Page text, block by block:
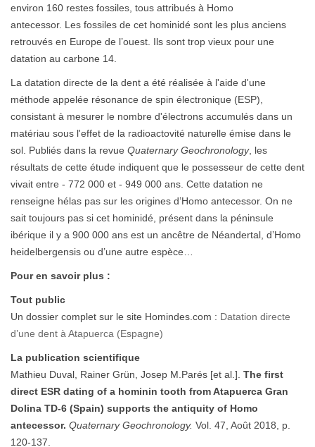
environ 160 restes fossiles, tous attribués à Homo
antecessor. Les fossiles de cet hominidé sont les plus anciens
retrouvés en Europe de l’ouest. Ils sont trop vieux pour une
datation au carbone 14.
La datation directe de la dent a été réalisée à l'aide d'une
méthode appelée résonance de spin électronique (ESP),
consistant à mesurer le nombre d'électrons accumulés dans un
matériau sous l'effet de la radioactovité naturelle émise dans le
sol. Publiés dans la revue Quaternary Geochronology, les
résultats de cette étude indiquent que le possesseur de cette dent
vivait entre - 772 000 et - 949 000 ans. Cette datation ne
renseigne hélas pas sur les origines d’Homo antecessor. On ne
sait toujours pas si cet hominidé, présent dans la péninsule
ibérique il y a 900 000 ans est un ancêtre de Néandertal, d’Homo
heidelbergensis ou d’une autre espèce…
Pour en savoir plus :
Tout public
Un dossier complet sur le site Homindes.com : Datation directe
d’une dent à Atapuerca (Espagne)
La publication scientifique
Mathieu Duval, Rainer Grün, Josep M.Parés [et al.]. The first
direct ESR dating of a hominin tooth from Atapuerca Gran
Dolina TD-6 (Spain) supports the antiquity of Homo
antecessor. Quaternary Geochronology. Vol. 47, Août 2018, p.
120-137.